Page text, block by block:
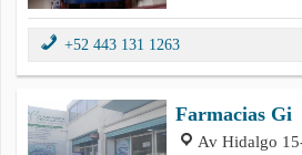
+52 443 131 1263
Farmacias Gi
Av Hidalgo